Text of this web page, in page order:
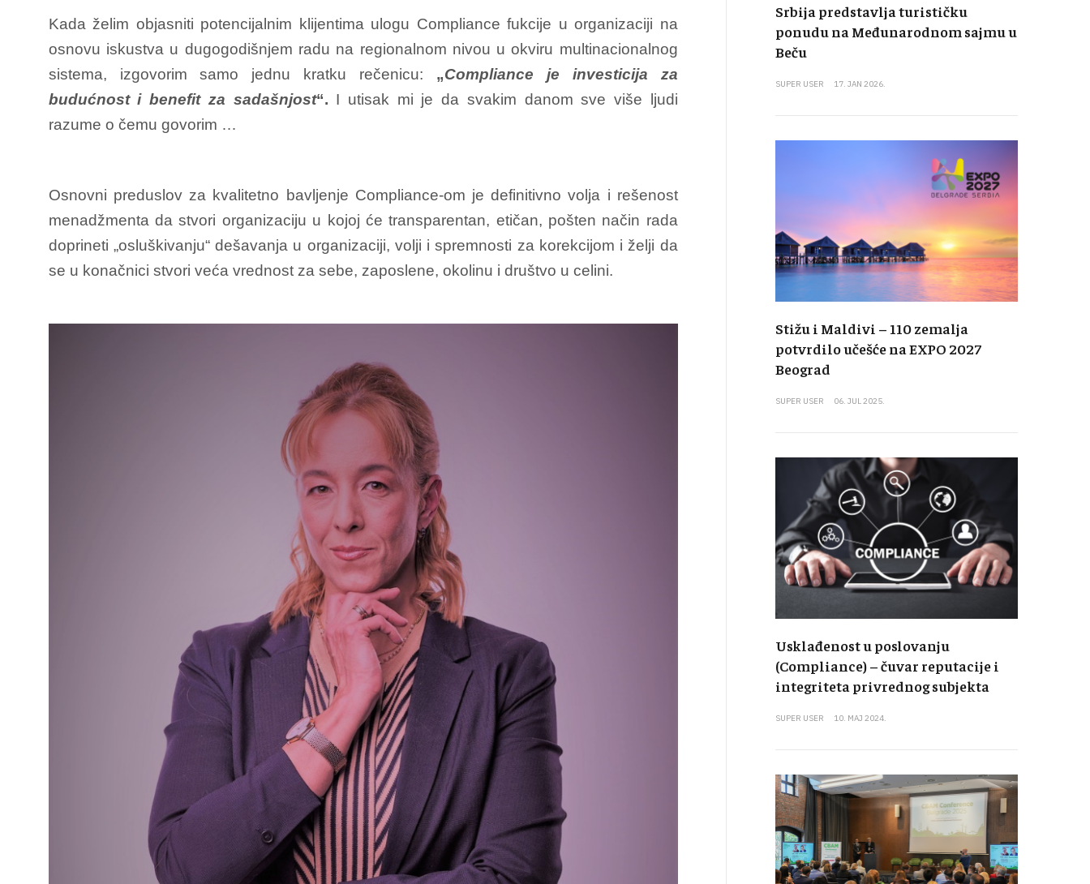
Kada želim objasniti potencijalnim klijentima ulogu Compliance fukcije u organizaciji na
osnovu iskustva u dugogodišnjem radu na regionalnom nivou u okviru multinacionalnog
sistema, izgovorim samo jednu kratku rečenicu: „Compliance je investicija za
budućnost i benefit za sadašnjost“. I utisak mi je da svakim danom sve više ljudi
razume o čemu govorim …
Osnovni preduslov za kvalitetno bavljenje Compliance-om je definitivno volja i rešenost
menadžmenta da stvori organizaciju u kojoj će transparentan, etičan, pošten način rada
doprineti „osluškivanju“ dešavanja u organizaciji, volji i spremnosti za korekcijom i želji da
se u konačnici stvori veća vrednost za sebe, zaposlene, okolinu i društvo u celini.
Srbija predstavlja turističku
ponudu na Međunarodnom sajmu u
Beču
SUPER USER 17. JAN 2026.
Stižu i Maldivi – 110 zemalja
potvrdilo učešće na EXPO 2027
Beograd
SUPER USER 06. JUL 2025.
Usklađenost u poslovanju
(Compliance) – čuvar reputacije i
integriteta privrednog subjekta
SUPER USER 10. MAJ 2024.